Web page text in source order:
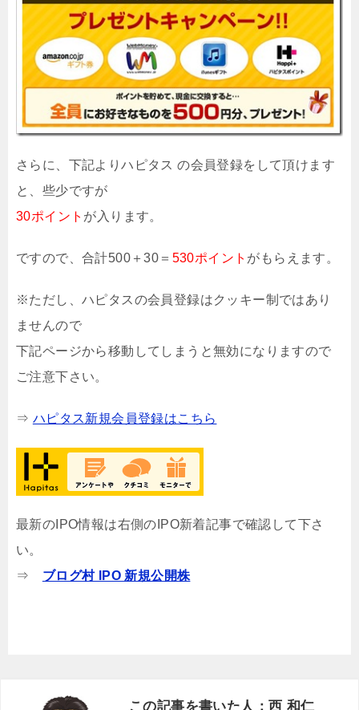
さらに、下記よりハピタス の会員登録をして頂けます
と、些少ですが
30ポイント が入ります。
ですので、合計500＋30＝ 530ポイント がもらえます。
※ただし、ハピタスの会員登録はクッキー制ではあり
ませんので
下記ページから移動してしまうと無効になりますので
ご注意下さい。
⇒ ハピタス新規会員登録はこちら
最新のIPO情報は右側のIPO新着記事で確認して下さ
い。
⇒ ブログ村 IPO 新規公開株
この記事を書いた人：西 和仁